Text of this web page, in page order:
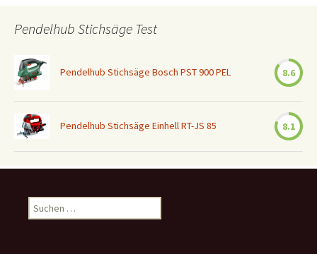
Pendelhub Stichsäge Test
Pendelhub Stichsäge Bosch PST 900 PEL 8.6
Pendelhub Stichsäge Einhell RT-JS 85 8.1
Suchen
nach: